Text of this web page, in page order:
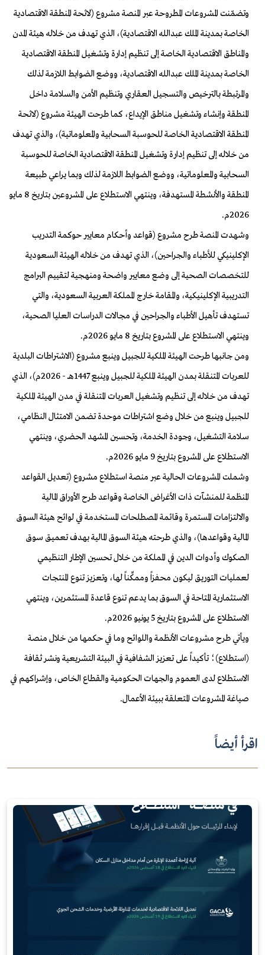
وتضمّنت المشروعات المطروحة عبر المنصة مشروع (لائحة المنطقة الاقتصادية
الخاصة بمدينة الملك عبدالله الاقتصادية)، الذي تهدف من خلاله هيئة المدن
والمناطق الاقتصادية الخاصة إلى تنظيم إدارة وتشغيل المنطقة الاقتصادية
الخاصة بمدينة الملك عبدالله الاقتصادية، ووضع الضوابط اللازمة لذلك
والمرتبطة بالترخيص والتسجيل العقاري وتنظيم الأمن والسلامة داخل
المنطقة وإنشاء وتشغيل مناطق الإيداع، كما طرحت الهيئة مشروع (لائحة
المنطقة الاقتصادية الخاصة للحوسبة السحابية والمعلوماتية)، والذي تهدف
من خلاله إلى تنظيم إدارة وتشغيل المنطقة الاقتصادية الخاصة للحوسبة
السحابية والمعلوماتية، ووضع الضوابط اللازمة لذلك وبما يراعي طبيعة
المنطقة والأنشطة المستهدفة، وينتهي الاستطلاع على المشروعين بتاريخ 8 مايو
2026م.
وشهدت المنصة طرح مشروع (قواعد وأحكام معايير حوكمة التدريب
الإكلينيكي للأطباء والجراحين)، الذي تهدف من خلاله الهيئة السعودية
للتخصصات الصحية إلى وضع معايير واضحة ومنهجية لتقييم البرامج
التدريبية الإكلينيكية، والمقامة خارج المملكة العربية السعودية، والتي
تستهدف تأهيل الأطباء والجراحين في مجالات الدراسات العليا الصحية،
وينتهي الاستطلاع على المشروع بتاريخ 8 مايو 2026م.
ومن جانبها طرحت الهيئة الملكية للجبيل وينبع مشروع (الاشتراطات البلدية
للعربات المتنقلة بمدن الهيئة الملكية للجبيل وينبع 1447هــ - 2026م)، الذي
تهدف من خلاله إلى تنظيم وتشغيل العربات المتنقلة في مدن الهيئة الملكية
للجبيل وينبع من خلال وضع اشتراطات موحدة تضمن الامتثال النظامي،
سلامة التشغيل، وجودة الخدمة، وتحسين المشهد الحضري، وينتهي
الاستطلاع على المشروع بتاريخ 9 مايو 2026م.
وشملت المشروعات الحالية عبر منصة استطلاع مشروع (تعديل القواعد
المنظمة للمنشآت ذات الأغراض الخاصة وقواعد طرح الأوراق المالية
والالتزامات المستمرة وقائمة المصطلحات المستخدمة في لوائح هيئة السوق
المالية وقواعدها)، والذي طرحته هيئة السوق المالية بهدف تعميق سوق
الصكوك وأدوات الدين في المملكة من خلال تحسين الإطار التنظيمي
لعمليات التوريق ليكون محفزاً وممكِّناً لها، وتعزيز تنوع المنتجات
الاستثمارية المتاحة في السوق بما يدعم تنوع قاعدة المستثمرين، وينتهي
الاستطلاع على المشروع بتاريخ 5 يونيو 2026م.
ويأتي طرح مشروعات الأنظمة واللوائح وما في حكمها من خلال منصة
(استطلاع)؛ تأكيداً على تعزيز الشفافية في البيئة التشريعية ونشر ثقافة
الاستطلاع لدى العموم والجهات الحكومية والقطاع الخاص، وإشراكهم في
صياغة المشروعات المتعلقة ببيئة الأعمال.
اقرأ أيضاً